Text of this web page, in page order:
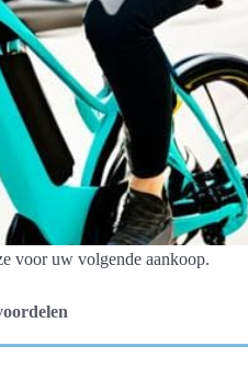
voor uw volgende aankoop.